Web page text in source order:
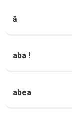
ā
aba !
abea